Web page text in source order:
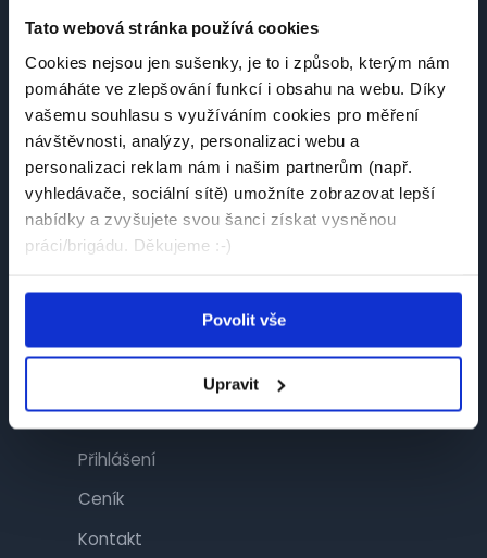
Tato webová stránka používá cookies
Cookies nejsou jen sušenky, je to i způsob, kterým nám
pomáháte ve zlepšování funkcí i obsahu na webu. Díky
vašemu souhlasu s využíváním cookies pro měření
návštěvnosti, analýzy, personalizaci webu a
personalizaci reklam nám i našim partnerům (např.
vyhledávače, sociální sítě) umožníte zobrazovat lepší
nabídky a zvyšujete svou šanci získat vysněnou
práci/brigádu. Děkujeme :-)
Povolit vše
Upravit
Návštěvník
Najít práci
Najít brigádu
Společnosti
Přihlášení
Ceník
Kontakt